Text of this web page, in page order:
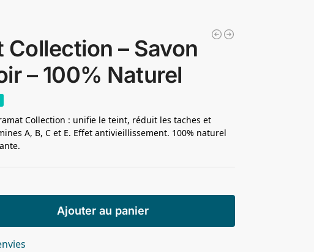
Collection – Savon
– 100% Naturel
Collection : unifie le teint, réduit les taches et
A, B, C et E. Effet antivieillissement. 100% naturel
Ajouter au panier